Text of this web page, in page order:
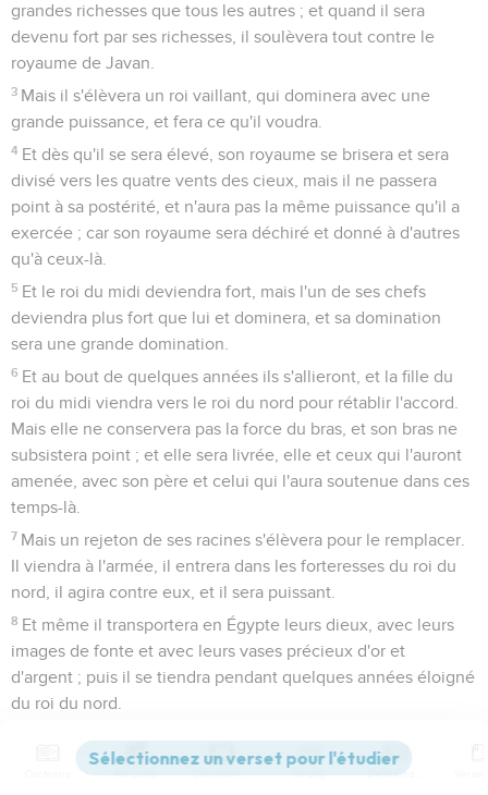
grandes richesses que tous les autres ; et quand il sera
devenu fort par ses richesses, il soulèvera tout contre le
royaume de Javan.
3 Mais il s'élèvera un roi vaillant, qui dominera avec une
grande puissance, et fera ce qu'il voudra.
4 Et dès qu'il se sera élevé, son royaume se brisera et sera
divisé vers les quatre vents des cieux, mais il ne passera
point à sa postérité, et n'aura pas la même puissance qu'il a
exercée ; car son royaume sera déchiré et donné à d'autres
qu'à ceux-là.
5 Et le roi du midi deviendra fort, mais l'un de ses chefs
deviendra plus fort que lui et dominera, et sa domination
sera une grande domination.
6 Et au bout de quelques années ils s'allieront, et la fille du
roi du midi viendra vers le roi du nord pour rétablir l'accord.
Mais elle ne conservera pas la force du bras, et son bras ne
subsistera point ; et elle sera livrée, elle et ceux qui l'auront
amenée, avec son père et celui qui l'aura soutenue dans ces
temps-là.
7 Mais un rejeton de ses racines s'élèvera pour le remplacer.
Il viendra à l'armée, il entrera dans les forteresses du roi du
nord, il agira contre eux, et il sera puissant.
8 Et même il transportera en Égypte leurs dieux, avec leurs
images de fonte et avec leurs vases précieux d'or et
d'argent ; puis il se tiendra pendant quelques années éloigné
du roi du nord.
retournera dans son pays.
Versions Commentaires Strong